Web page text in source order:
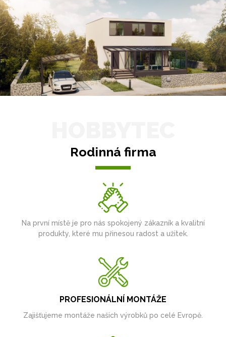
Rodinná firma
Na první místě je pro nás spokojený zákazník a kvalitní
produkty, které mu přinesou radost a užitek.
PROFESIONÁLNÍ MONTÁŽE
Zajišťujeme montáže našich výrobků po celé Evropě.